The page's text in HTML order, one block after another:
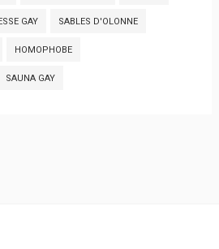
GAY SABLES D'OLONNE
HOMOPHOBE
SAUNA GAY